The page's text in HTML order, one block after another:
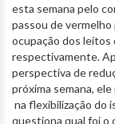
esta semana pelo
passou de vermelho
ocupação dos leitos
respectivamente.
perspectiva de
próxima semana,
na flexibilização do
questiona qual foi o